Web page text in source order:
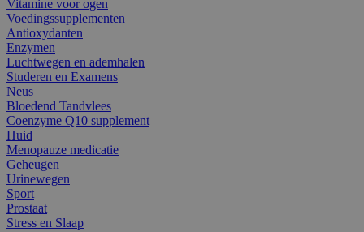
Vitamine voor ogen
Voedingssupplementen
Antioxydanten
Enzymen
Luchtwegen en ademhalen
Studeren en Examens
Neus
Bloedend Tandvlees
Coenzyme Q10 supplement
Huid
Menopauze medicatie
Geheugen
Urinewegen
Sport
Prostaat
Stress en Slaap